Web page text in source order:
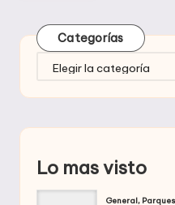
Categorías
Lo mas visto